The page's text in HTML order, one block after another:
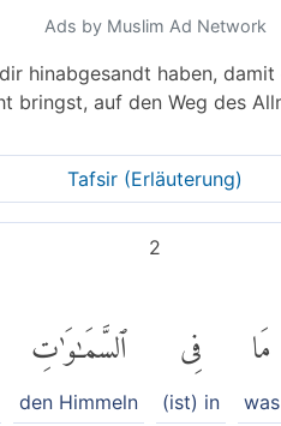
Ads by Muslim Ad Network
hinabgesandt haben,
bringst, auf den Weg des
Tafsir (Erläuterung)
2
مَا
was
فِى
(ist) in
ٱلسَّمَٰوَٰتِ
den Himmeln